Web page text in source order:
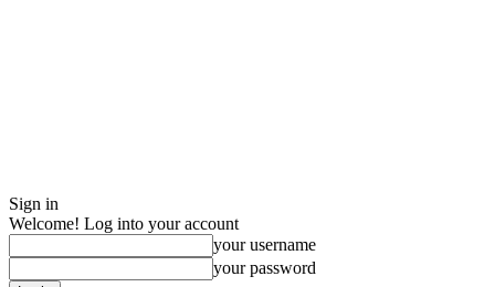
Sign in
Welcome! Log into your account
your username
your password